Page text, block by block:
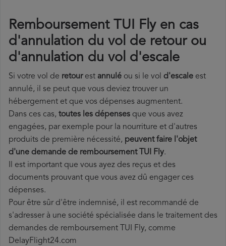
Remboursement TUI Fly en cas
d'annulation du vol de retour ou
d'annulation du vol d'escale
Si votre vol de retourest annulé ou si le vol d'escale est
annulé, il se peut que vous deviez trouver un
hébergement et que vos dépenses augmentent.
Dans ces cas, toutes les dépenses que vous avez
engagées, par exemple pour la nourriture et d'autres
produits de première nécessité, peuvent faire l'objet
d'une demande de remboursement TUI Fly.
Il est important que vous ayez des reçus et des
documents prouvant que vous avez dû engager ces
dépenses.
Pour être sûr d'être indemnisé, il est recommandé de
s'adresser à une société spécialisée dans le traitement des
demandes de remboursement TUI Fly, comme
DelayFlight24.com